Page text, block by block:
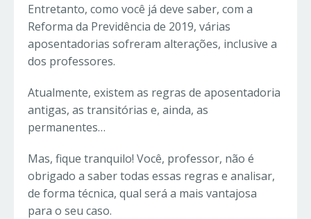
Entretanto, como você já deve saber, com a
Reforma da Previdência de 2019, várias
aposentadorias sofreram alterações, inclusive a
dos professores.
Atualmente, existem as regras de aposentadoria
antigas, as transitórias e, ainda, as
permanentes…
Mas, fique tranquilo! Você, professor, não é
obrigado a saber todas essas regras e analisar,
de forma técnica, qual será a mais vantajosa
para o seu caso.